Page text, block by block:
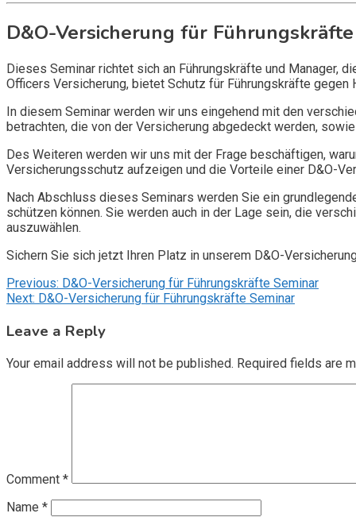
D&O-Versicherung für
Dieses Seminar richtet sich an Führungskräfte und Manager,
Officers Versicherung, bietet Schutz für Führungskräfte
In diesem Seminar werden wir uns eingehend mit den
betrachten, die von der Versicherung abgedeckt werden,
Des Weiteren werden wir uns mit der Frage beschäftigen,
Versicherungsschutz aufzeigen und die Vorteile einer D&O-
Nach Abschluss dieses Seminars werden Sie ein
schützen können. Sie werden auch in der Lage sein, die
auszuwählen.
Sichern Sie sich jetzt Ihren Platz in unserem D&O-
Post
navigation
Previous: D&O-Versicherung für Führungskräfte Seminar
Next: D&O-Versicherung für Führungskräfte Seminar
Leave a Reply
Your email address will not be published. Required fields are
Comment *
Name *